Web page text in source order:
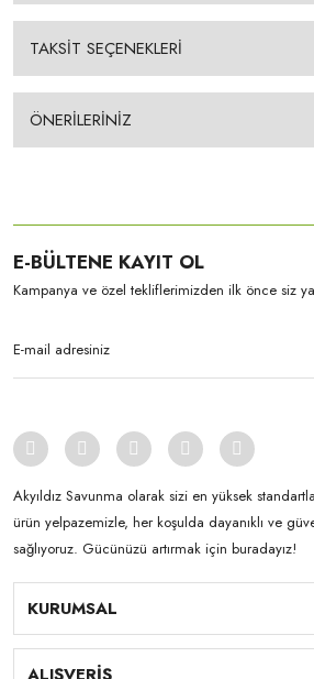
TAKSİT SEÇENEKLERİ
ÖNERİLERİNİZ
E-BÜLTENE KAYIT OL
Kampanya ve özel tekliflerimizden ilk önce siz
Akyıldız Savunma olarak sizi en yüksek
ürün yelpazemizle, her koşulda dayanıklı ve
sağlıyoruz. Gücünüzü artırmak için buradayız!
KURUMSAL